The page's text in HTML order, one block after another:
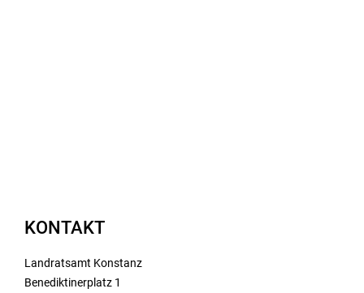
KONTAKT
Landratsamt Konstanz
Benediktinerplatz 1